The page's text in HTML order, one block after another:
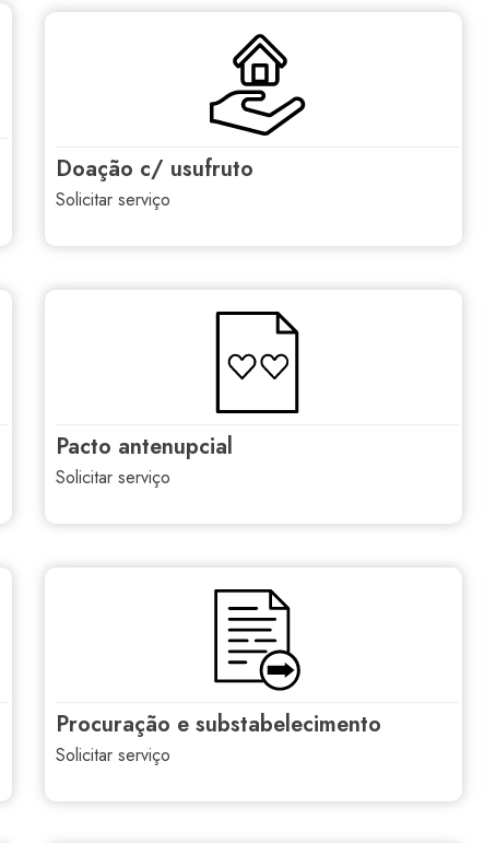
doação c/ usufruto
solicitar serviço
pacto antenupcial
solicitar serviço
procuração e substabelecimento
solicitar serviço